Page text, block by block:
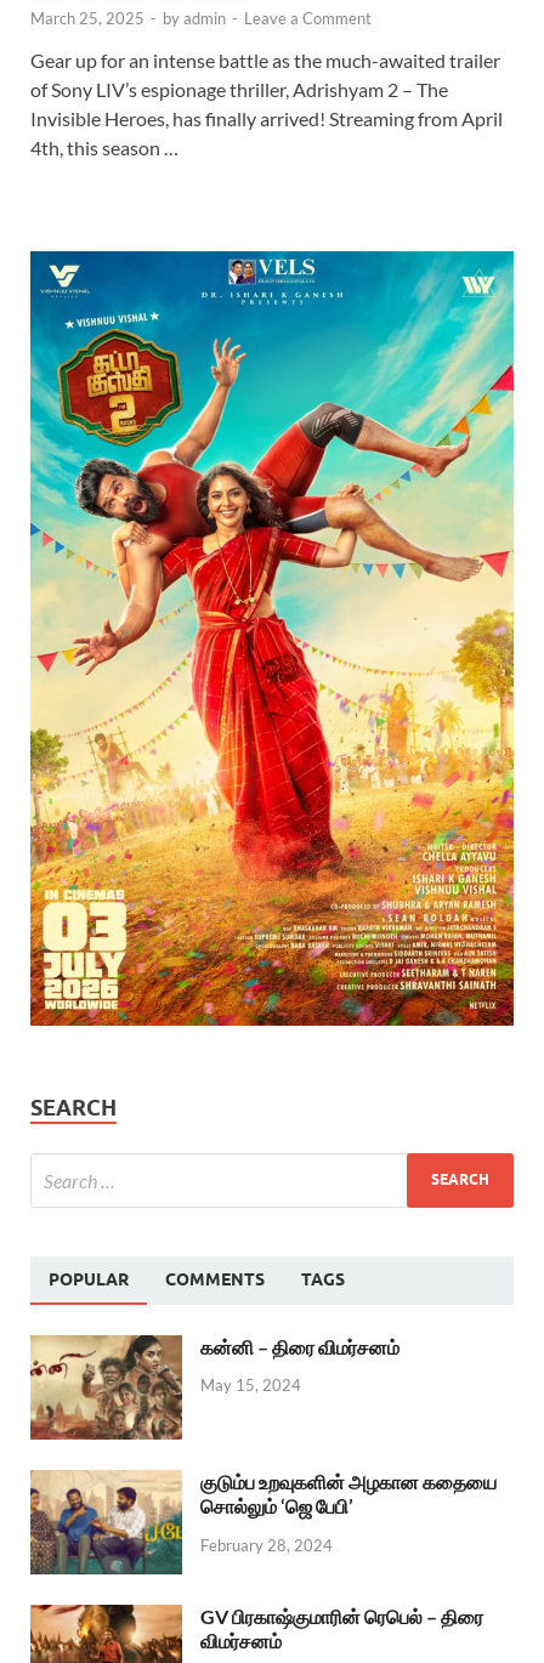
March 25, 2025 - byadmin - Leave a Comment
Gear up for an intense battle as the much-awaited trailer
of Sony LIV’s espionage thriller, Adrishyam 2 – The
Invisible Heroes, has finally arrived! Streaming from April
4th, this season …
SEARCH
POPULAR COMMENTS TAGS
கன்னி – திரை விமர்சனம்
May 15, 2024
குடும்ப உறவுகளின் அழகான கதையை
சொல்லும் ‘ஜெ பேபி’
February 28, 2024
GV பிரகாஷ்குமாரின் ரெபெல் – திரை
விமர்சனம்